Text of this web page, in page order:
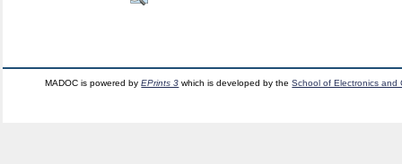
MADOC is powered byEPrints 3 which is developed by theSchool of Electronics and